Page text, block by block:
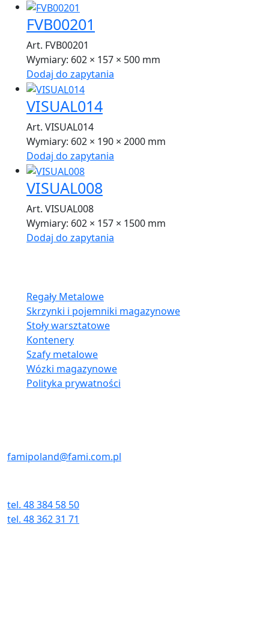
FVB00201
Art. FVB00201
Wymiary: 602 × 157 × 500 mm
Dodaj do zapytania
VISUAL014
Art. VISUAL014
Wymiary: 602 × 190 × 2000 mm
Dodaj do zapytania
VISUAL008
Art. VISUAL008
Wymiary: 602 × 157 × 1500 mm
Dodaj do zapytania
Regały Metalowe
Skrzynki i pojemniki magazynowe
Stoły warsztatowe
Kontenery
Szafy metalowe
Wózki magazynowe
Polityka prywatności
famipoland@fami.com.pl
tel. 48 384 58 50
tel. 48 362 31 71